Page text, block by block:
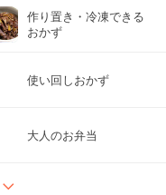
作り置き・冷凍できる
おかず
使い回しおかず
大人のお弁当